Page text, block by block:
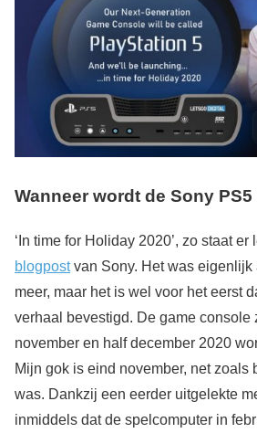
Wanneer wordt de Sony
‘In time for Holiday 2020’, zo staat
blogpostvan Sony. Het was eigenlijk
meer, maar het is wel voor het eerst
verhaal bevestigd. De game console
november en half december 2020
Mijn gok is eind november, net zoals
was. Dankzij een eerder uitgelekte
inmiddels dat de spelcomputer in